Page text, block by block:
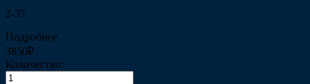
2-37
Подробнее
3850₽
Количество: